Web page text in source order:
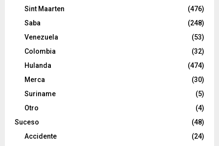
Sint Maarten
(476)
Saba
(248)
Venezuela
(53)
Colombia
(32)
Hulanda
(474)
Merca
(30)
Suriname
(5)
Otro
(4)
Suceso
(48)
Accidente
(24)